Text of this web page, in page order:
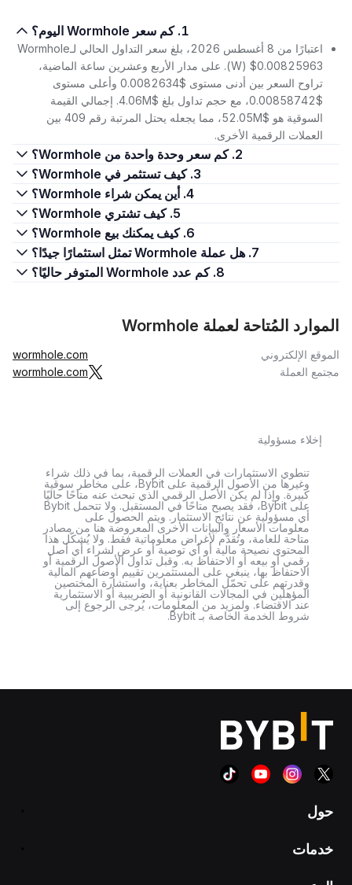
1. كم سعر Wormhole اليوم؟
اعتبارًا من 8 أغسطس 2026، بلغ سعر التداول الحالي لـWormhole
(W) $0.00825963. على مدار الأربع وعشرين ساعة الماضية،
تراوح السعر بين أدنى مستوى $0.0082634 وأعلى مستوى
$0.00858742، مع حجم تداول بلغ $4.06M. إجمالي القيمة
السوقية هو $52.05M، مما يجعله يحتل المرتبة رقم 409 بين
العملات الرقمية الأخرى.
2. كم سعر وحدة واحدة من Wormhole؟
3. كيف تستثمر في Wormhole؟
4. أين يمكن شراء Wormhole؟
5. كيف تشتري Wormhole؟
6. كيف يمكنك بيع Wormhole؟
7. هل عملة Wormhole تمثل استثمارًا جيدًا؟
8. كم عدد Wormhole المتوفر حاليًا؟
الموارد المُتاحة لعملة Wormhole
الموقع الإلكتروني
wormhole.com
مجتمع العملة
wormhole.com
إخلاء مسؤولية
تنطوي الاستثمارات في العملات الرقمية، بما في ذلك شراء
وغيرها من الأصول الرقمية على Bybit، على مخاطر سوقية
كبيرة. وإذا لم يكن الأصل الرقمي الذي تبحث عنه متاحًا حاليًا
على Bybit، فقد يصبح متاحًا في المستقبل. ولا تتحمل Bybit
أي مسؤولية عن نتائج الاستثمار. ويتم الحصول على
معلومات الأسعار والبيانات الأخرى المعروضة هنا من مصادر
متاحة للعامة، وتُقدَّم لأغراض معلوماتية فقط. ولا يُشكّل هذا
المحتوى نصيحة مالية أو أي توصية أو عرض لشراء أي أصل
رقمي أو بيعه أو الاحتفاظ به. وقبل تداول الأصول الرقمية أو
الاحتفاظ بها، ينبغي على المستثمرين تقييم أوضاعهم المالية
وقدرتهم على تحمّل المخاطر بعناية، واستشارة المختصين
المؤهلين في المجالات القانونية أو الضريبية أو الاستثمارية
عند الاقتضاء. ولمزيد من المعلومات، يُرجى الرجوع إلى
شروط الخدمة الخاصة بـ Bybit.
حول
خدمات